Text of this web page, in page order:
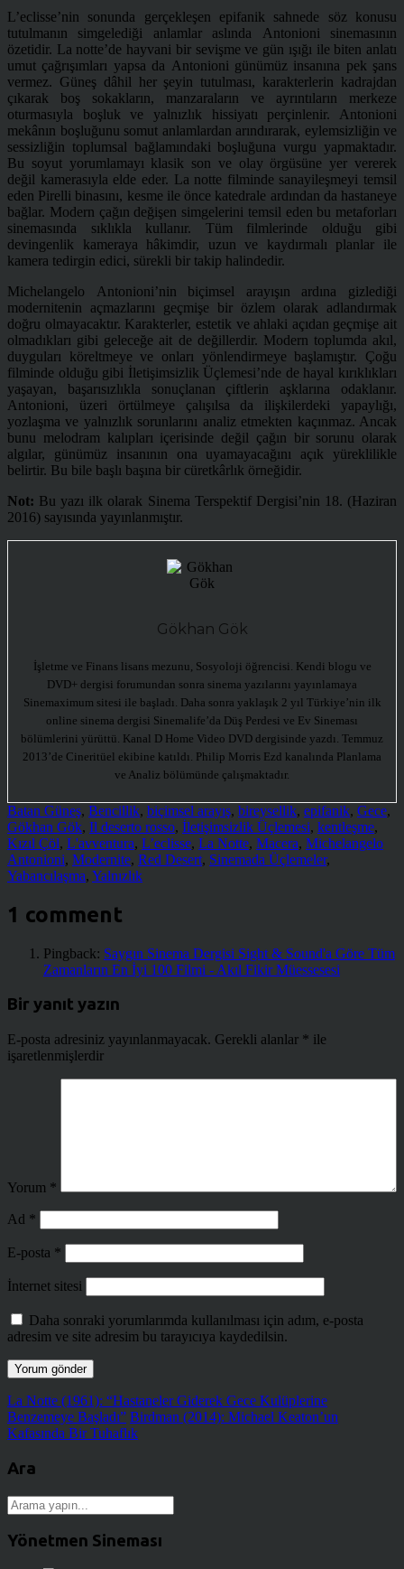
L’eclisse’nin sonunda gerçekleşen epifanik sahnede söz konusu
tutulmanın simgelediği anlamlar aslında Antonioni
sinemasının
özetidir. La notte’de hayvani bir sevişme ve gün ışığı ile biten anlatı
umut çağrışımları yapsa da Antonioni günümüz insanına pek şans
vermez. Güneş dâhil her şeyin tutulması, karakterlerin kadrajdan
çıkarak boş sokakların, manzaraların ve ayrıntıların merkeze
oturmasıyla boşluk ve yalnızlık hissiyatı perçinlenir. Antonioni
mekânın boşluğunu somut anlamlardan arındırarak, eylemsizliğin ve
sessizliğin toplumsal bağlamındaki boşluğuna vurgu yapmaktadır.
Bu soyut yorumlamayı klasik son ve olay örgüsüne yer vererek
değil kamerasıyla elde eder. La notte filminde sanayileşmeyi temsil
eden Pirelli binasını, kesme ile önce katedrale ardından da hastaneye
bağlar. Modern çağın değişen simgelerini temsil eden bu metaforları
sinemasında sıklıkla kullanır. Tüm filmlerinde olduğu gibi
devingenlik kameraya hâkimdir, uzun ve kaydırmalı planlar ile
kamera tedirgin edici, sürekli bir takip halindedir.
Michelangelo Antonioni’nin biçimsel arayışın ardına gizlediği
modernitenin açmazlarını geçmişe bir özlem olarak adlandırmak
doğru olmayacaktır. Karakterler, estetik ve ahlaki açıdan geçmişe ait
olmadıkları gibi geleceğe ait de değillerdir. Modern toplumda akıl,
duyguları köreltmeye ve onları yönlendirmeye başlamıştır. Çoğu
filminde olduğu gibi İletişimsizlik Üçlemesi’nde de hayal kırıklıkları
yaşayan, başarısızlıkla sonuçlanan çiftlerin aşklarına odaklanır.
Antonioni, üzeri örtülmeye çalışılsa da ilişkilerdeki yapaylığı,
yozlaşma ve yalnızlık sorunlarını analiz etmekten kaçınmaz. Ancak
bunu melodram kalıpları içerisinde değil çağın bir sorunu olarak
algılar, günümüz insanının ona uyamayacağını açık yüreklilikle
belirtir. Bu bile başlı başına bir cüretkârlık örneğidir.
Not: Bu yazı ilk olarak Sinema Terspektif Dergisi’nin 18. (Haziran
2016) sayısında yayınlanmıştır.
Gökhan Gök
İşletme ve Finans lisans mezunu, Sosyoloji öğrencisi. Kendi blogu ve
DVD+ dergisi forumundan sonra sinema yazılarını yayınlamaya
Sinemaximum sitesi ile başladı. Daha sonra yaklaşık 2 yıl Türkiye’nin ilk
online sinema dergisi Sinemalife’da Düş Perdesi ve Ev Sineması
bölümlerini yürüttü. Kanal D Home Video DVD dergisinde yazdı. Temmuz
2013’de Cineritüel ekibine katıldı. Philip Morris Ezd kanalında Planlama
ve Analiz bölümünde çalışmaktadır.
Batan Güneş, Bencillik, biçimsel arayış, bireysellik, epifanik, Gece,
Gökhan Gök, Il deserto rosso, İletişimsizlik Üçlemesi, kentleşme,
Kızıl Çöl, L'avventura, L’eclisse, La Notte, Macera, Michelangelo
Antonioni, Modernite, Red Desert, Sinemada Üçlemeler,
Yabancılaşma, Yalnızlık
1 comment
Pingback: Saygın Sinema Dergisi Sight & Sound'a Göre Tüm
Zamanların En İyi 100 Filmi - Akıl Fikir Müessesesi
Bir yanıt yazın
E-posta adresiniz yayınlanmayacak. Gerekli alanlar * ile
işaretlenmişlerdir
Yorum *
Ad *
E-posta *
İnternet sitesi
Daha sonraki yorumlarımda kullanılması için adım, e-posta
adresim ve site adresim bu tarayıcıya kaydedilsin.
La Notte (1961): “Hastaneler Giderek Gece Kulüplerine
Benzemeye Başladı” Birdman (2014): Michael Keaton’un
Kafasında Bir Tuhaflık
Ara
Yönetmen Sineması